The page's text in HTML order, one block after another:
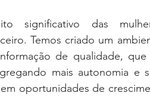
significativo das
Temos criado um
de qualidade,
mais autonomia e
oportunidades de